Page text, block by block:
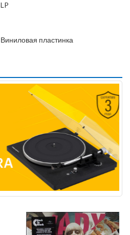
LP
Виниловая пластинка